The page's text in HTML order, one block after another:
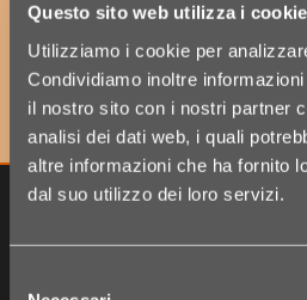
Questo sito web utilizza i cookie
Utilizziamo i cookie per
Condividiamo inoltre
il nostro sito con i nostri partner
analisi dei dati web, i quali
altre informazioni che ha fornito
dal suo utilizzo dei loro servizi.
ISCRIVITI ALLA
per accedere a offerte
le ultime